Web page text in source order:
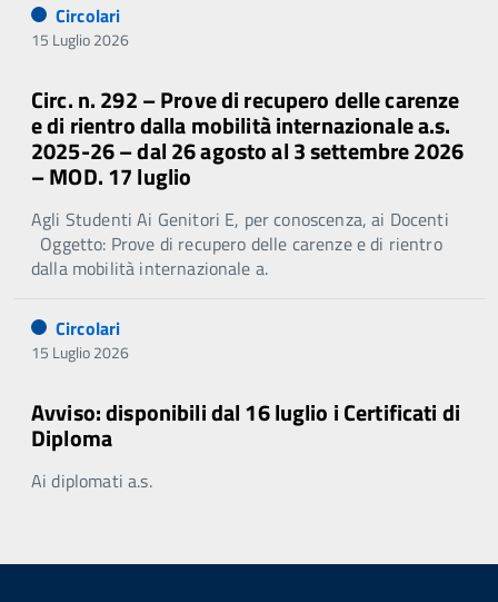
Circolari
15 Luglio 2026
Circ. n. 292 – Prove di recupero delle carenze
e di rientro dalla mobilità internazionale a.s.
2025-26 – dal 26 agosto al 3 settembre 2026
– MOD. 17 luglio
Agli Studenti Ai Genitori E, per conoscenza, ai Docenti
Oggetto: Prove di recupero delle carenze e di rientro
dalla mobilità internazionale a.
Circolari
15 Luglio 2026
Avviso: disponibili dal 16 luglio i Certificati di
Diploma
Ai diplomati a.s.